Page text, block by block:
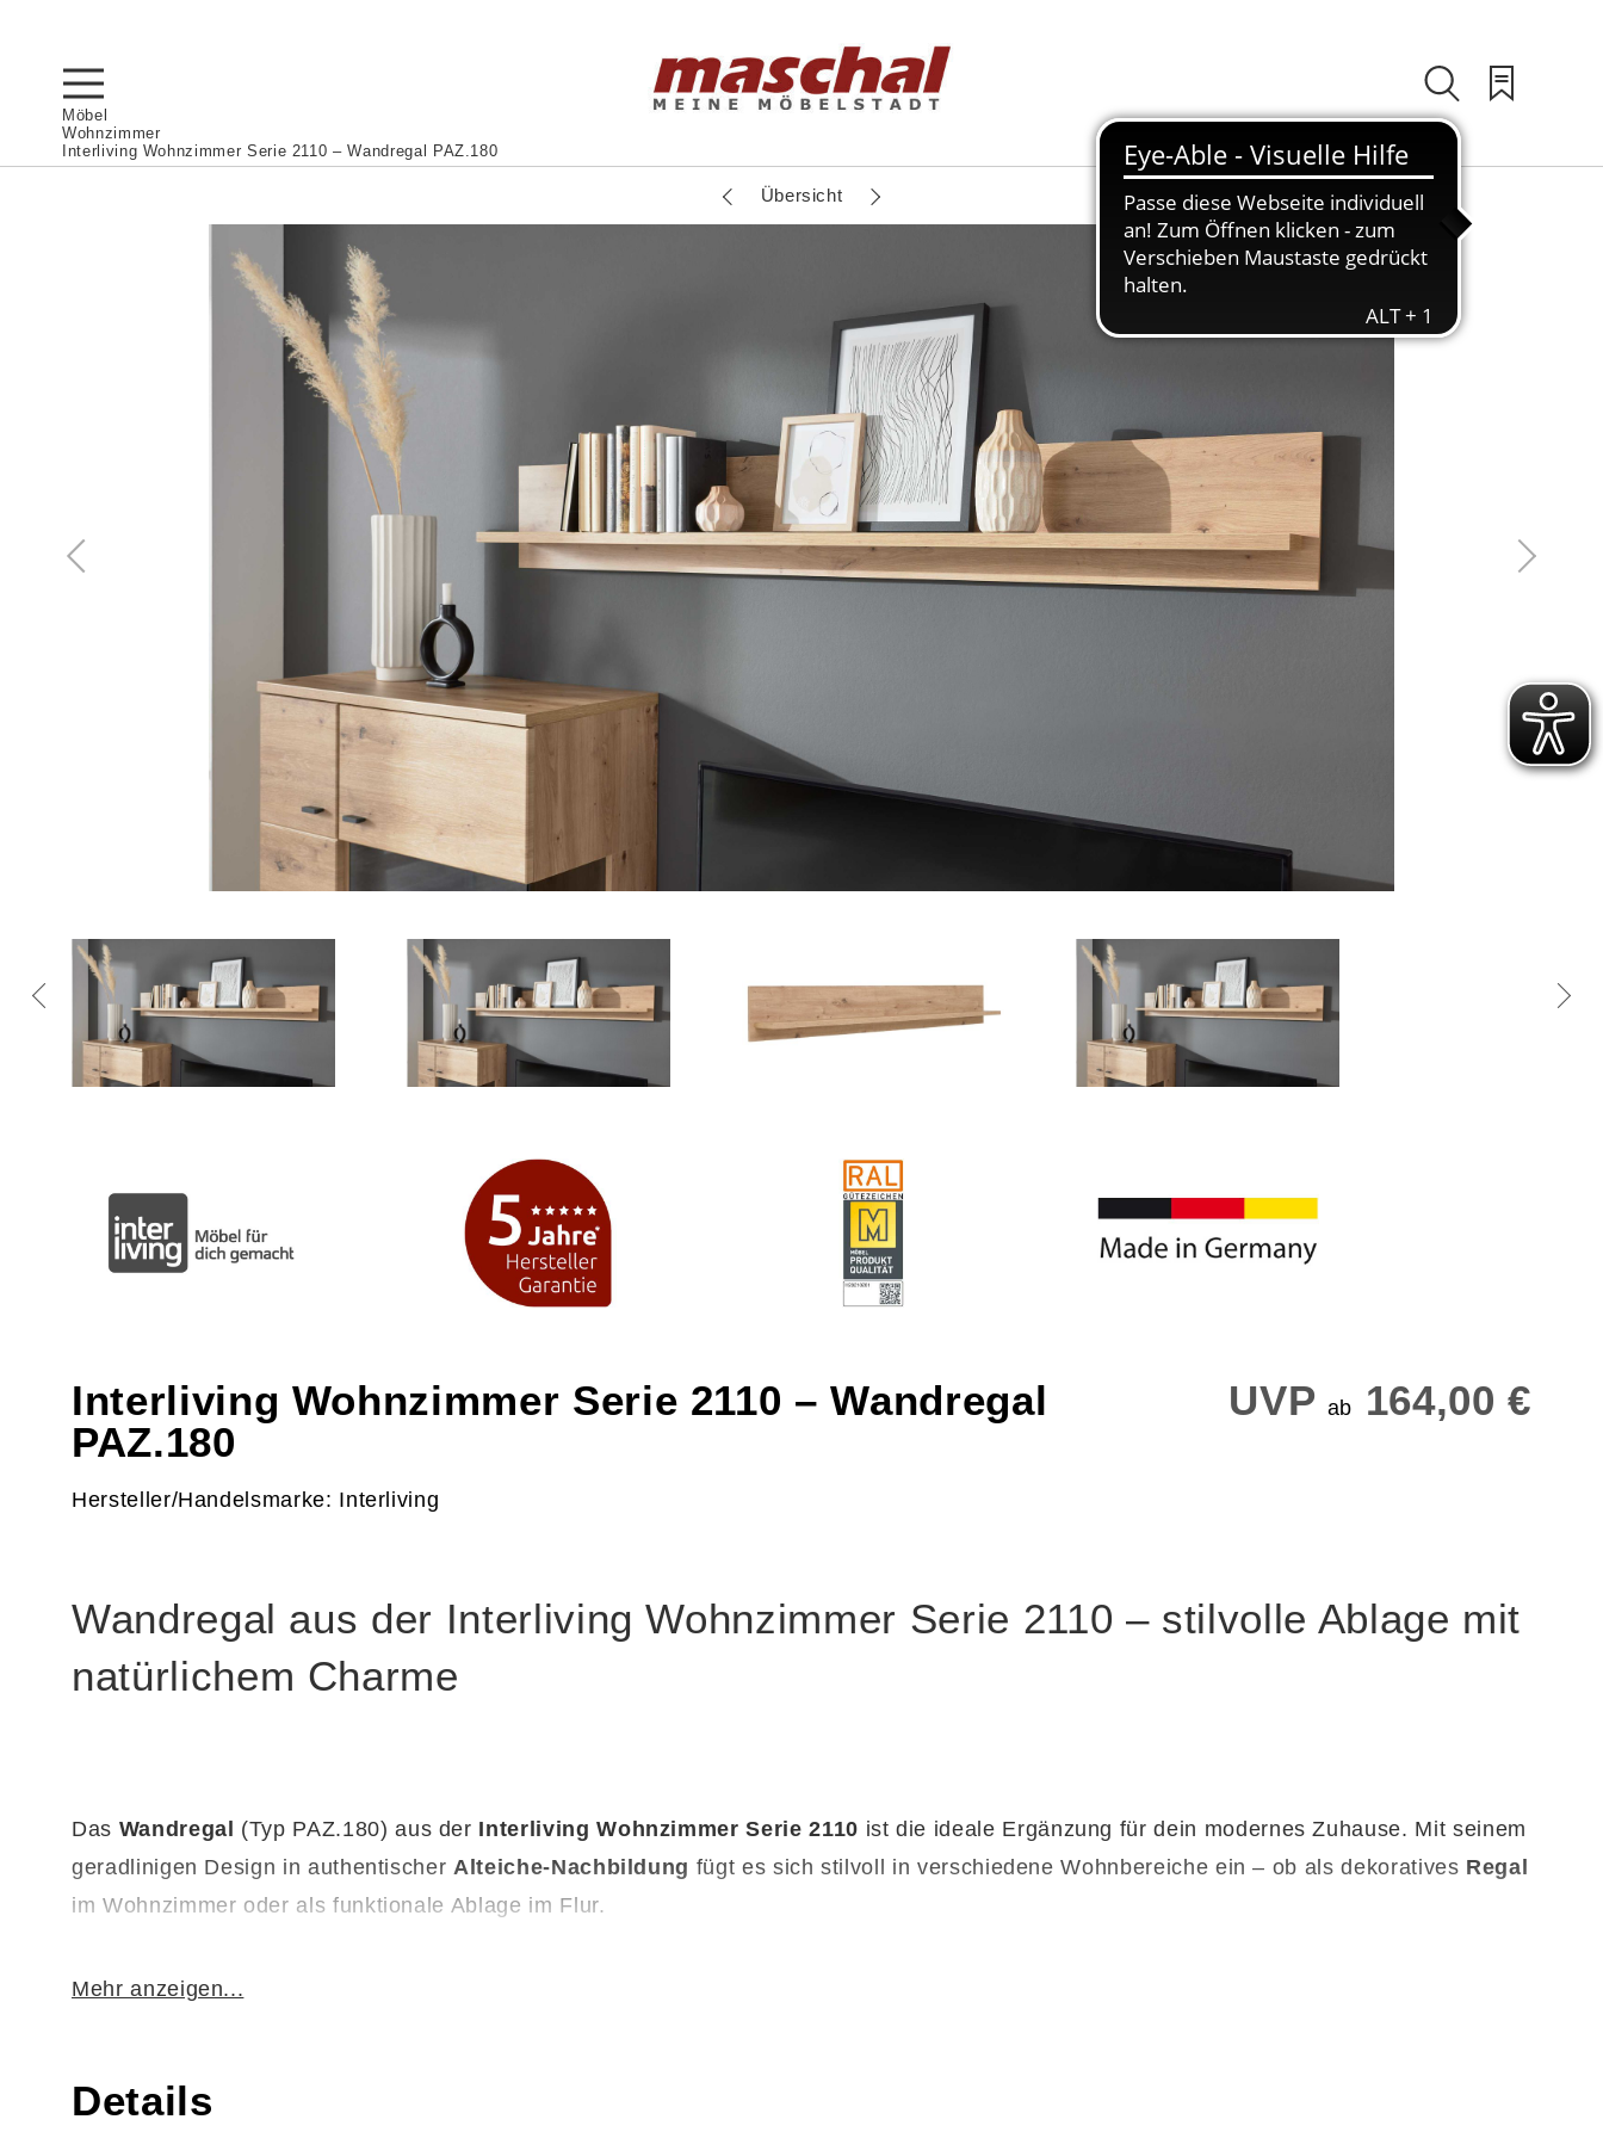
Möbel
Wohnzimmer
Interliving Wohnzimmer Serie 2110 – Wandregal PAZ.180
Übersicht
Interliving Wohnzimmer Serie 2110 – Wandregal
PAZ.180
UVP ab 164,00 €
Hersteller/Handelsmarke: Interliving
Wandregal aus der Interliving Wohnzimmer Serie 2110 – stilvolle Ablage mit
natürlichem Charme
Das Wandregal (Typ PAZ.180) aus der Interliving Wohnzimmer Serie 2110 ist die ideale Ergänzung für dein modernes Zuhause. Mit seinem
geradlinigen Design in authentischer Alteiche-Nachbildung fügt es sich stilvoll in verschiedene Wohnbereiche ein – ob als dekoratives Regal
im Wohnzimmer oder als funktionale Ablage im Flur.
Mehr anzeigen...
Details